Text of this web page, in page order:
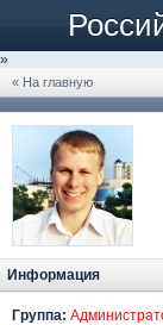
»
« На главную
Информация
Группа: